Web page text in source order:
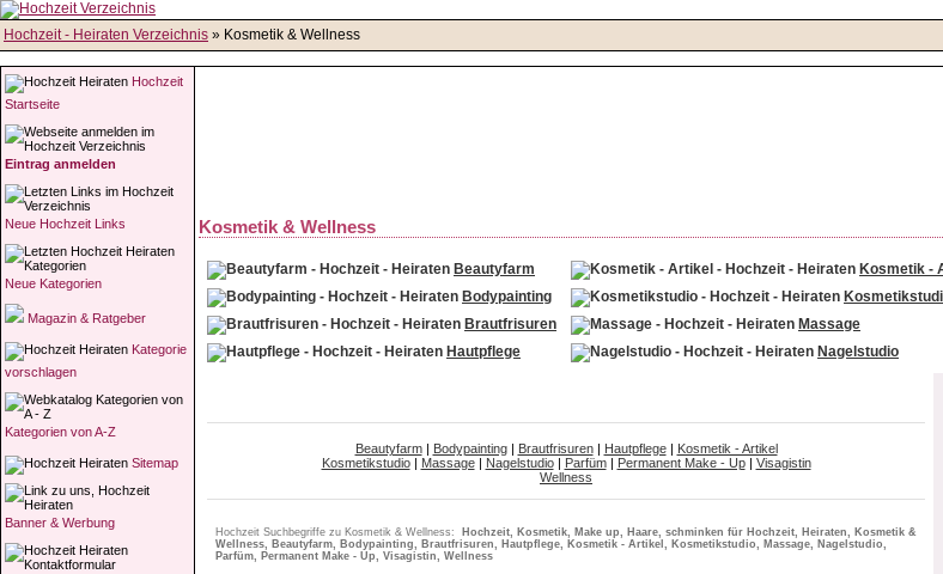
Hochzeit - Heiraten Verzeichnis » Kosmetik & Wellness
Hochzeit
Startseite
Eintrag anmelden
Neue Hochzeit Links
Neue Kategorien
Magazin & Ratgeber
Kategorie
vorschlagen
Kategorien von A-Z
Sitemap
Banner & Werbung
Kosmetik & Wellness
Beautyfarm
Bodypainting
Brautfrisuren
Hautpflege
Kosmetik -
Massage
Nagelstudio
Beautyfarm| Bodypainting| Brautfrisuren| Hautpflege| Kosmetik - Artikel
Kosmetikstudio| Massage| Nagelstudio| Parfüm| Permanent Make - Up| Visagistin
Wellness
Hochzeit Suchbegriffe zu Kosmetik & Wellness:
Hochzeit, Kosmetik, Make up, Haare, schminken für Hochzeit, Heiraten, Kosmetik &
Wellness, Beautyfarm, Bodypainting, Brautfrisuren, Hautpflege, Kosmetik - Artikel, Kosmetikstudio, Massage, Nagelstudio,
Parfüm, Permanent Make - Up, Visagistin, Wellness